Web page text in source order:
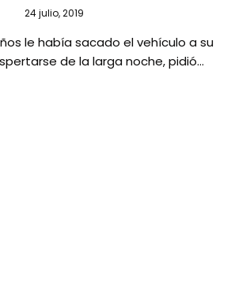
24 julio, 2019
le había sacado el vehículo a su
de la larga noche, pidió…